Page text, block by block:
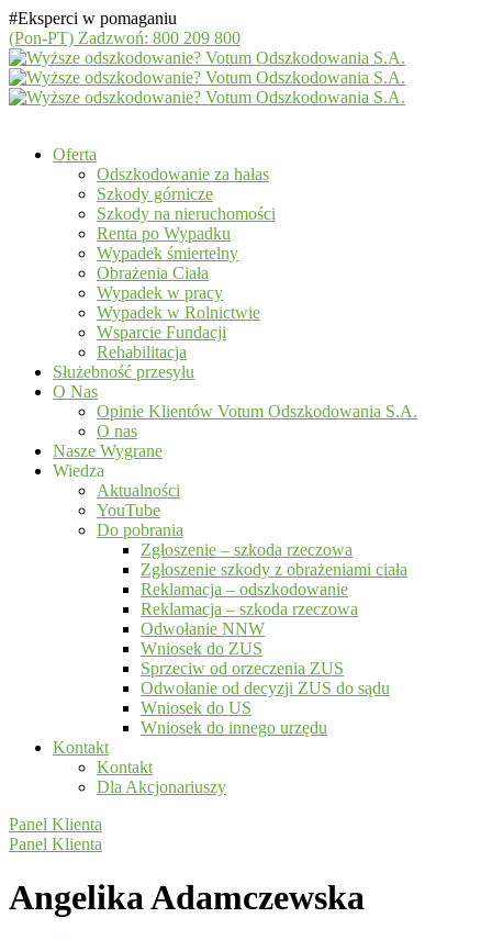
#Eksperci w pomaganiu
(Pon-PT) Zadzwoń: 800 209 800
Oferta
Odszkodowanie za hałas
Szkody górnicze
Szkody na nieruchomości
Renta po Wypadku
Wypadek śmiertelny
Obrażenia Ciała
Wypadek w pracy
Wypadek w Rolnictwie
Wsparcie Fundacji
Rehabilitacja
Służebność przesyłu
O Nas
Opinie Klientów Votum Odszkodowania S.A.
O nas
Nasze Wygrane
Wiedza
Aktualności
YouTube
Do pobrania
Zgłoszenie – szkoda rzeczowa
Zgłoszenie szkody z obrażeniami ciała
Reklamacja – odszkodowanie
Reklamacja – szkoda rzeczowa
Odwołanie NNW
Wniosek do ZUS
Sprzeciw od orzeczenia ZUS
Odwołanie od decyzji ZUS do sądu
Wniosek do US
Wniosek do innego urzędu
Kontakt
Kontakt
Dla Akcjonariuszy
Panel Klienta
Panel Klienta
Angelika Adamczewska